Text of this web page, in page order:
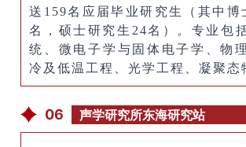
送159名应届毕业研究生（其中博
名，硕士研究生24名）。专业包
统、微电子学与固体电子学、物
冷及低温工程、光学工程、凝聚态
06 声学研究所东海研究站